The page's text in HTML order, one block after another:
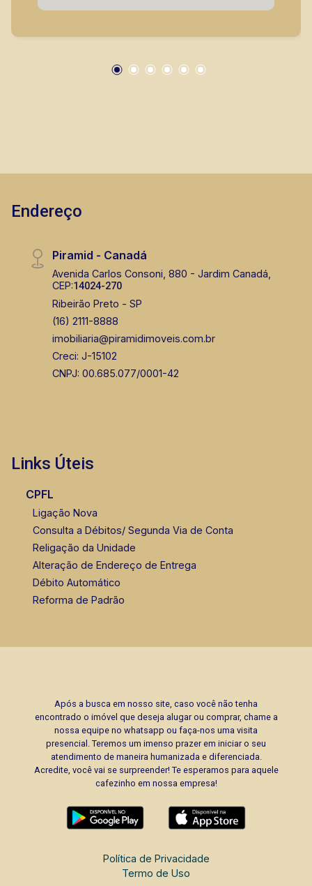
de garagem. Condomínio tranquilo, com fácil
adquirir seu imóvel entre em contato com a
Endereço
Piramid - Canadá
Avenida Carlos Consoni, 880 - Jardim Canadá,
CEP:14024-270
Ribeirão Preto - SP
(16) 2111-8888
imobiliaria@piramidimoveis.com.br
Creci: J-15102
CNPJ: 00.685.077/0001-42
Links Úteis
CPFL
Ligação Nova
Consulta a Débitos/ Segunda Via de Conta
Religação da Unidade
Alteração de Endereço de Entrega
Débito Automático
Reforma de Padrão
Após a busca em nosso site, caso você não tenha
encontrado o imóvel que deseja alugar ou comprar, chame a
nossa equipe no whatsapp ou faça-nos uma visita
presencial. Teremos um imenso prazer em iniciar o seu
atendimento de maneira humanizada e diferenciada.
Acredite, você vai se surpreender! Te esperamos para aquele
cafezinho em nossa empresa!
Política de Privacidade
Termo de Uso